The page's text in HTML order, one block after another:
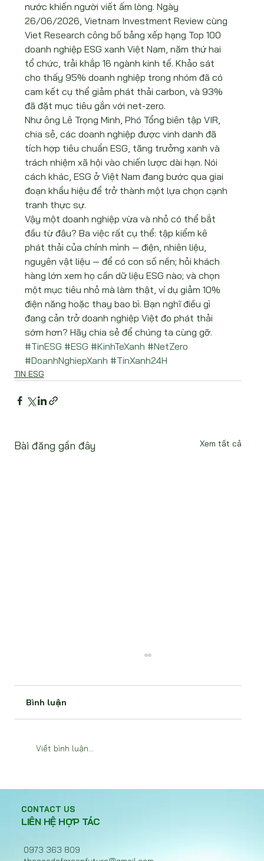
nước khiến người viết ấm lòng. Ngày
26/06/2026, Vietnam Investment Review cùng
Viet Research công bố bảng xếp hạng Top 100
doanh nghiệp ESG xanh Việt Nam, năm thứ hai
tổ chức, trải khắp 16 ngành kinh tế. Khảo sát
cho thấy 95% doanh nghiệp trong nhóm đã có
cam kết cụ thể giảm phát thải carbon, và 93%
đã đặt mục tiêu gắn với net-zero.
Như ông Lê Trọng Minh, Phó Tổng biên tập VIR,
chia sẻ, các doanh nghiệp được vinh danh đã
tích hợp tiêu chuẩn ESG, tăng trưởng xanh và
trách nhiệm xã hội vào chiến lược dài hạn. Nói
cách khác, ESG ở Việt Nam đang bước qua giai
đoạn khẩu hiệu để trở thành một lựa chọn cạnh
tranh thực sự.
Vậy một doanh nghiệp vừa và nhỏ có thể bắt
đầu từ đâu? Ba việc rất cụ thể: tập kiểm kê
phát thải của chính mình — điện, nhiên liệu,
nguyên vật liệu — để có con số nền; hỏi khách
hàng lớn xem họ cần dữ liệu ESG nào; và chọn
một mục tiêu nhỏ mà làm thật, ví dụ giảm 10%
điện năng hoặc thay bao bì. Bạn nghĩ điều gì
đang cản trở doanh nghiệp Việt đo phát thải
sớm hơn? Hãy chia sẻ để chúng ta cùng gỡ.
#TinESG #ESG #KinhTeXanh #NetZero
#DoanhNghiepXanh #TinXanh24H
TIN ESG
Bài đăng gần đây Xem tất cả
Hiệp ước nhựa toàn cầu bế tắc, Việt
Nam chọn hành động với EPR
Bình luận
Viết bình luận...
CONTACT US
LIÊN HỆ HỢP TÁC
0973 363 809